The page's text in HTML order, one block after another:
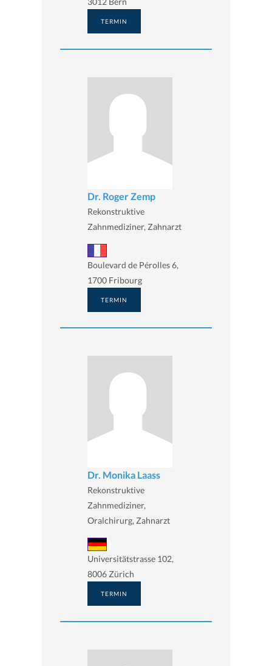
TERMIN
Dr. Roger Zemp
Rekonstruktive
Zahnmediziner, Zahnarzt
Boulevard de Pérolles 6,
1700 Fribourg
TERMIN
Dr. Monika Laass
Rekonstruktive
Zahnmediziner,
Oralchirurg, Zahnarzt
Universitätstrasse 102,
8006 Zürich
TERMIN